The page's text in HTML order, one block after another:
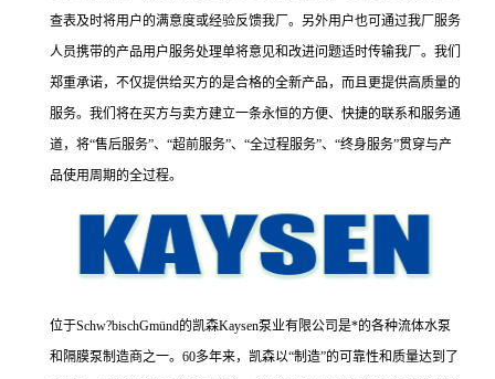
查表及时将用户的满意度或经验反馈我厂。另外用户也可通过我厂服务
人员携带的产品用户服务处理单将意见和改进问题适时传输我厂。我们
郑重承诺，不仅提供给买方的是合格的全新产品，而且更提供高质量的
服务。我们将在买方与卖方建立一条永恒的方便、快捷的联系和服务通
道，将“售后服务”、“超前服务”、“全过程服务”、“终身服务”贯穿与产
品使用周期的全过程。
位于Schw?bischGmünd的凯森Kaysen泵业有限公司是*的各种流体水泵
和隔膜泵制造商之一。60多年来，凯森以“制造”的可靠性和质量达到了